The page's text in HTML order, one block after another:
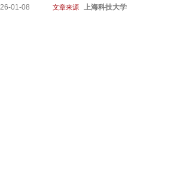
01-08 文章来源 上海科技大学